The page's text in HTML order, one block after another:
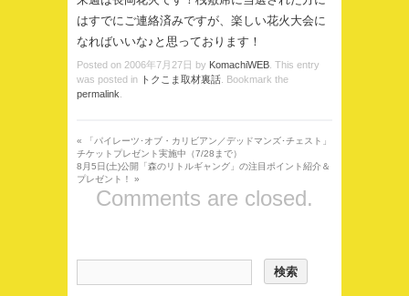
はすでにご連絡済みですが、楽しい花火大会に
なればいいな♪と思っております！
Posted on 2006年7月27日 by KomachiWEB . This entry
was posted in トクこま取材裏話 . Bookmark the
permalink
« 「パイレーツ･オブ・カリビアン／デッドマンズ･チェスト」
チケットプレゼント実施中（7/28まで）
8月5日(土)公開「森のリトルギャング」の注目ポイント紹介＆
プレゼント！ »
Comments are closed.